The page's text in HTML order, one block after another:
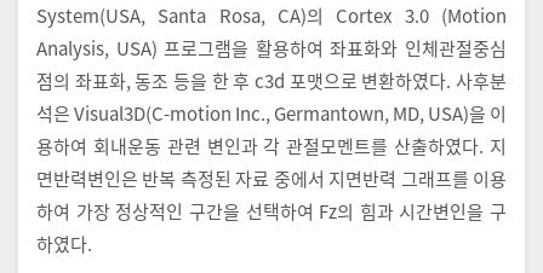
System(USA, Santa Rosa, CA)의 Cortex 3.0 (Motion
Analysis, USA) 프로그램을 활용하여 좌표화와 인체관절중심
점의 좌표화, 동조 등을 한 후 c3d 포맷으로 변환하였다. 사후분
석은 Visual3D(C-motion Inc., Germantown, MD, USA)을 이
용하여 회내운동 관련 변인과 각 관절모멘트를 산출하였다. 지
면반력변인은 반복 측정된 자료 중에서 지면반력 그래프를 이용
하여 가장 정상적인 구간을 선택하여 Fz의 힘과 시간변인을 구
하였다.